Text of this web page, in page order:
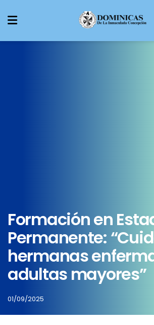
Formación en
Permanente:
hermanas
adultas mayores”
01/09/2025